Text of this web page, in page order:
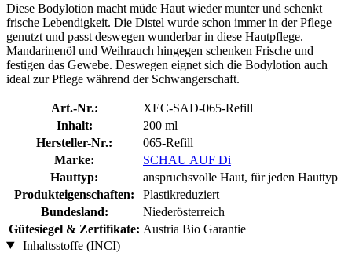
Diese Bodylotion macht müde Haut wieder munter und schenkt
frische Lebendigkeit. Die Distel wurde schon immer in der Pflege
genutzt und passt deswegen wunderbar in diese Hautpflege.
Mandarinenöl und Weihrauch hingegen schenken Frische und
festigen das Gewebe. Deswegen eignet sich die Bodylotion auch
ideal zur Pflege während der Schwangerschaft.
Art.-Nr.:
XEC-SAD-065-Refill
Inhalt:
200 ml
Hersteller-Nr.:
065-Refill
Marke:
SCHAU AUF Di
Hauttyp:
anspruchsvolle Haut, für jeden Hauttyp
Produkteigenschaften:
Plastikreduziert
Bundesland:
Niederösterreich
Gütesiegel & Zertifikate: Austria Bio Garantie
Inhaltsstoffe (INCI)